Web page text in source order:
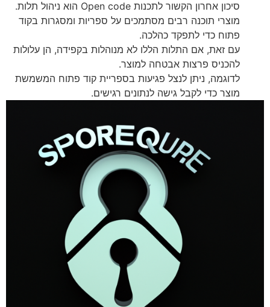
סיכון אחרון הקשור לתכנות Open code הוא ניהול תלות.
מוצרי תוכנה רבים מסתמכים על ספריות ומסגרות בקוד
פתוח כדי לתפקד כהלכה.
עם זאת, אם התלות הללו לא מנוהלות בקפידה, הן עלולות
להכניס פרצות אבטחה למוצר.
לדוגמה, ניתן לנצל פגיעות בספריית קוד פתוח המשמשת
מוצר כדי לקבל גישה לנתונים רגישים.